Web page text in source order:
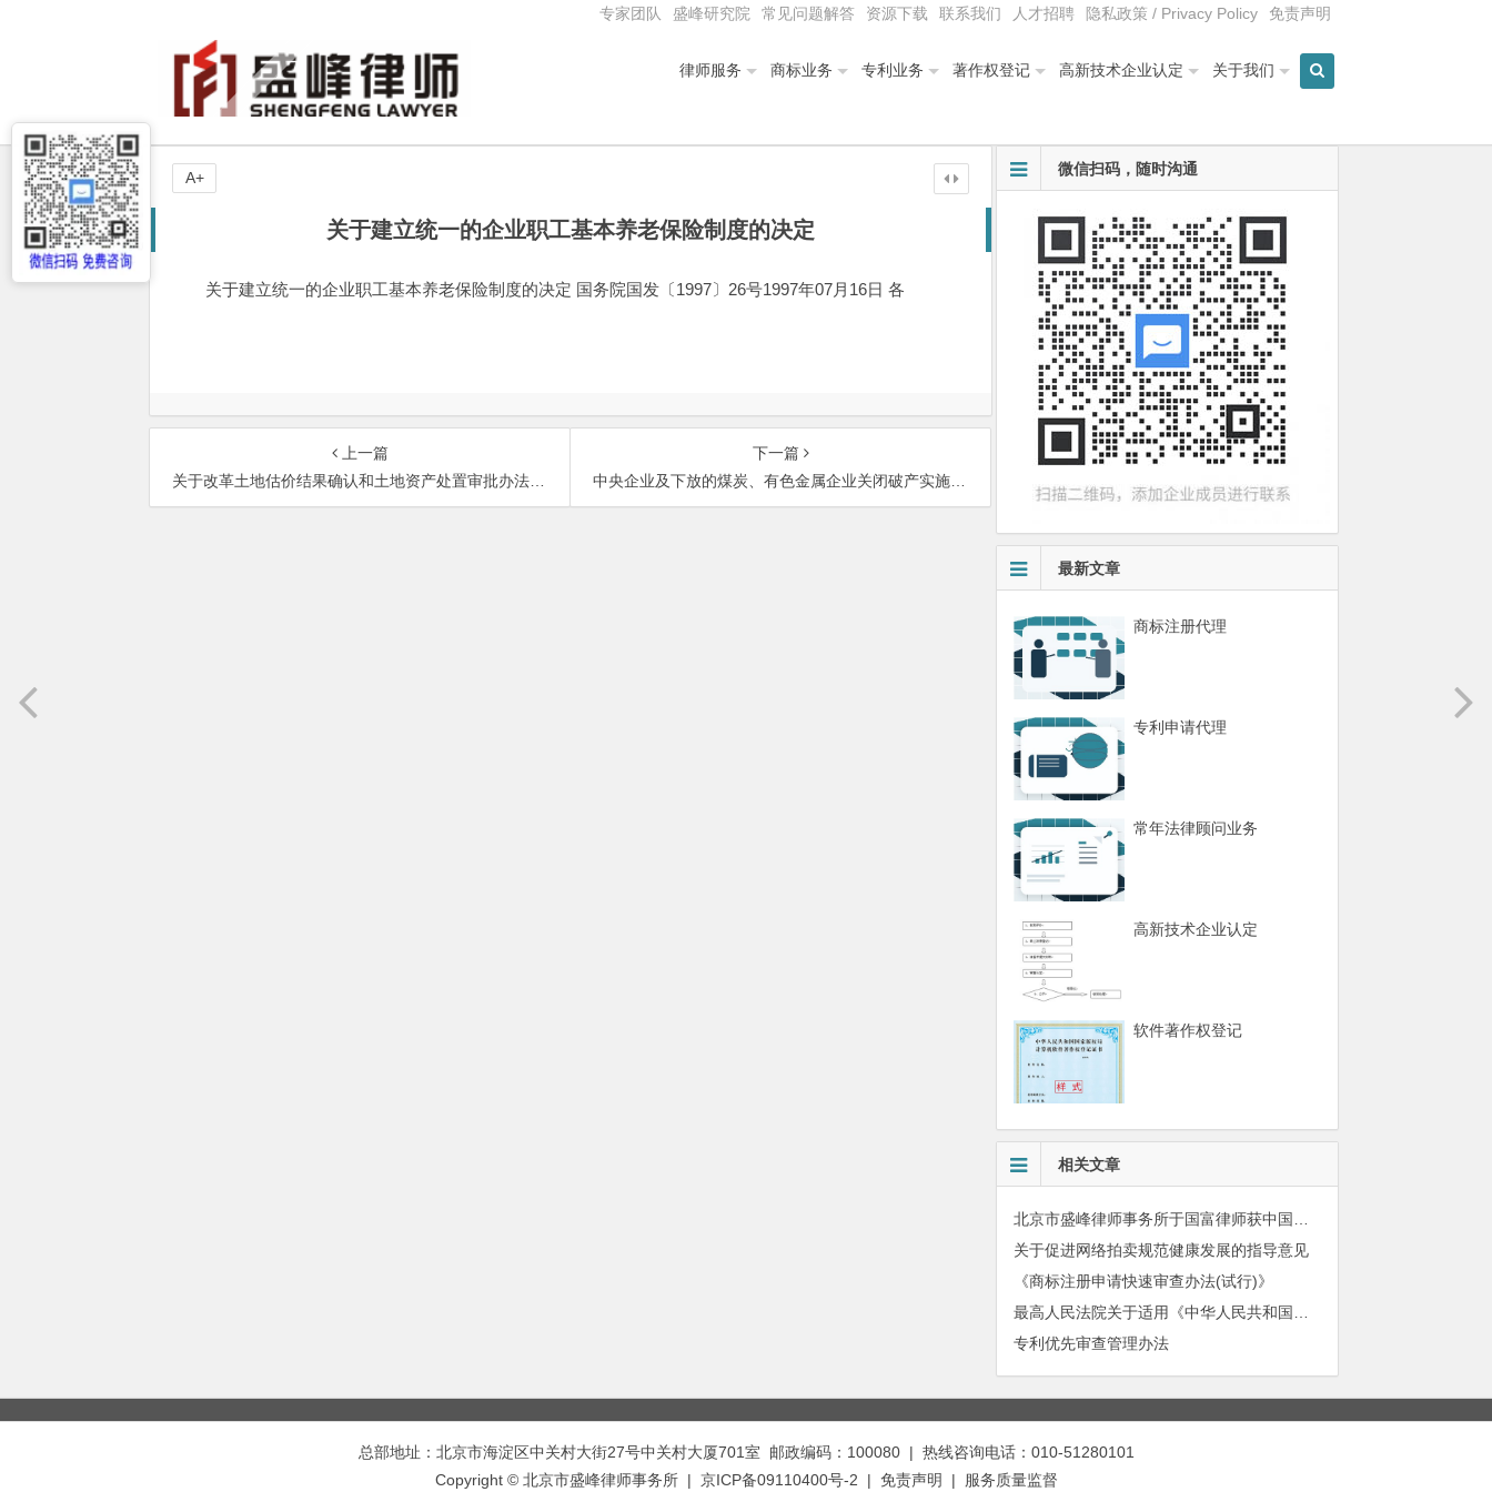
专家团队 盛峰研究院 常见问题解答 资源下载 联系我们 人才招聘 隐私政策 / Privacy Policy 免责声明
律师服务 商标业务 专利业务 著作权登记 高新技术企业认定 关于我们
关于建立统一的企业职工基本养老保险制度的决定
关于建立统一的企业职工基本养老保险制度的决定 国务院国发〔1997〕26号1997年07月16日 各
A+
上一篇
关于改革土地估价结果确认和土地资产处置审批办法的通知
下一篇
中央企业及下放的煤炭、有色金属企业关闭破产实施办法
微信扫码，随时沟通
最新文章
商标注册代理
专利申请代理
常年法律顾问业务
高新技术企业认定
软件著作权登记
相关文章
关于促进网络拍卖规范健康发展的指导意见
《商标注册申请快速审查办法(试行)》
专利优先审查管理办法
总部地址：北京市海淀区中关村大街27号中关村大厦701室 邮政编码：100080 | 热线咨询电话：010-51280101
Copyright © 北京市盛峰律师事务所 | 京ICP备09110400号-2 | 免责声明 | 服务质量监督